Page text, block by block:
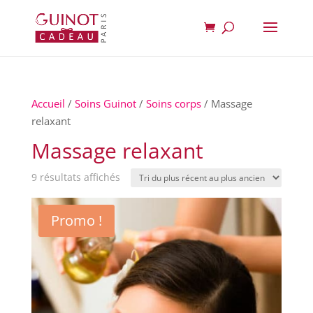
Accueil / Soins Guinot/ Soins corps/ Massage
relaxant
Massage relaxant
9 résultats affichésTrié
récent
au
plus
ancien
Promo !